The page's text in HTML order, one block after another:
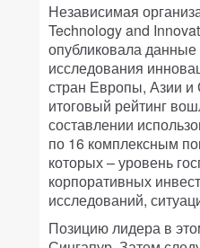
Независимая
Technology and
опубликовала данные
исследования
стран Европы, Азии
итоговый рейтинг
составлении
по 16 комплексным
которых – уровень
корпоративных
исследований,
Позицию лидера в